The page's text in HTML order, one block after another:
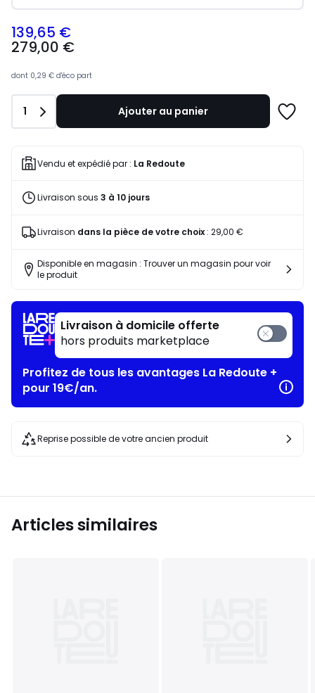
279,00
€
à
programme
pour
payer
place
139,65
139,65 €
279,00 €
dont 0,29 € d'éco part
Quantité
1 Ajouter au panier
Vendu et expédié par : La Redoute
Livraison sous 3 à 10 jours
Livraison dans la pièce de votre choix: 29,00 €
Disponible en magasin : Trouver un magasin pour voir
le produit
Livraison à domicile offerte
hors produits marketplace
Profitez de tous les avantages La Redoute +
pour 19€/an.
Reprise possible de votre ancien produit
Articles similaires